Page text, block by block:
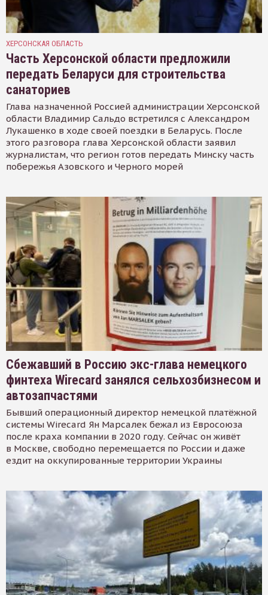
ХЕРСОНСКАЯ ОБЛАСТЬ
Часть Херсонской области предложили
передать Беларуси для строительства
санаториев
Глава назначенной Россией администрации Херсонской
области Владимир Сальдо встретился с Александром
Лукашенко в ходе своей поездки в Беларусь. После
этого разговора глава Херсонской области заявил
журналистам, что регион готов передать Минску часть
побережья Азовского и Черного морей
Сбежавший в Россию экс-глава немецкого
финтеха Wirecard занялся сельхозбизнесом и
автозапчастями
Бывший операционный директор немецкой платёжной
системы Wirecard Ян Марсалек бежал из Евросоюза
после краха компании в 2020 году. Сейчас он живёт
в Москве, свободно перемещается по России и даже
ездит на оккупированные территории Украины